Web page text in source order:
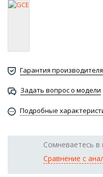
Гарантия
Задать вопрос о модели
Подробные
Сомневаетесь в
Сравнение с